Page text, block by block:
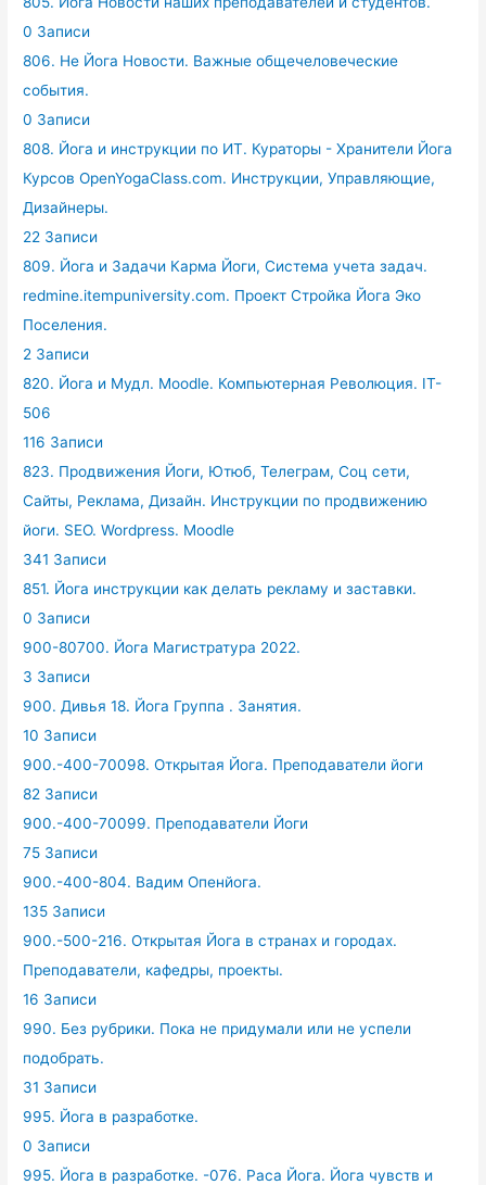
0 Записи
806. Не Йога Новости. Важные общечеловеческие
события.
0 Записи
808. Йога и инструкции по ИТ. Кураторы - Хранители Йога
Курсов OpenYogaClass.com. Инструкции, Управляющие,
Дизайнеры.
22 Записи
809. Йога и Задачи Карма Йоги, Система учета задач.
redmine.itempuniversity.com. Проект Стройка Йога Эко
Поселения.
2 Записи
820. Йога и Мудл. Moodle. Компьютерная Революция. IT-
506
116 Записи
823. Продвижения Йоги, Ютюб, Телеграм, Соц сети,
Сайты, Реклама, Дизайн. Инструкции по продвижению
йоги. SEO. Wordpress. Moodle
341 Записи
851. Йога инструкции как делать рекламу и заставки.
0 Записи
900-80700. Йога Магистратура 2022.
3 Записи
900. Дивья 18. Йога Группа . Занятия.
10 Записи
900.-400-70098. Открытая Йога. Преподаватели йоги
82 Записи
900.-400-70099. Преподаватели Йоги
75 Записи
900.-400-804. Вадим Опенйога.
135 Записи
900.-500-216. Открытая Йога в странах и городах.
Преподаватели, кафедры, проекты.
16 Записи
990. Без рубрики. Пока не придумали или не успели
подобрать.
31 Записи
995. Йога в разработке.
0 Записи
995. Йога в разработке. -076. Раса Йога. Йога чувств и